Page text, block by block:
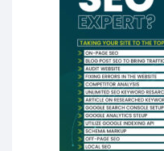
উচ্চশিক্ষায় গৌরবময়
পিএইচডি করছেন কুয়েটের
সারা দেশে বজ্রাঘাতে ১৪
কঠোর হচ্ছে এসএসসি ও
ফরিদগঞ্জে আগুনে পুড়লো